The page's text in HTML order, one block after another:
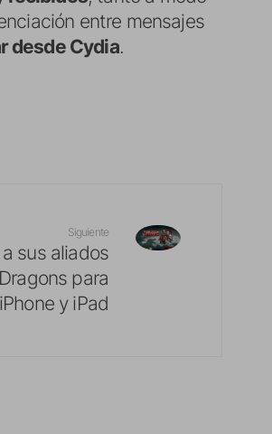
entre mensajes
desde Cydia.
Siguiente
sus aliados
para
y iPad